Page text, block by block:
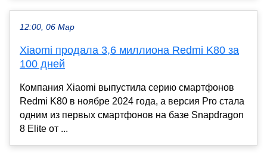
12:00, 06 Мар
Xiaomi продала 3,6 миллиона Redmi K80 за
100 дней
Компания Xiaomi выпустила серию смартфонов
Redmi K80 в ноябре 2024 года, а версия Pro стала
одним из первых смартфонов на базе Snapdragon
8 Elite от ...